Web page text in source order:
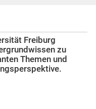
Freiburg
zu
Themen und